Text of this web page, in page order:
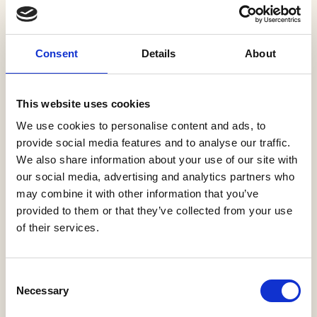
Consent Details About
This website uses cookies
We use cookies to personalise content and ads, to
provide social media features and to analyse our traffic.
We also share information about your use of our site with
our social media, advertising and analytics partners who
may combine it with other information that you’ve
provided to them or that they’ve collected from your use
of their services.
Selection
Necessary
KONTAKT OS SE GALLERI
Produkter i dette projekt
60/100 Coverplate
Faustlight